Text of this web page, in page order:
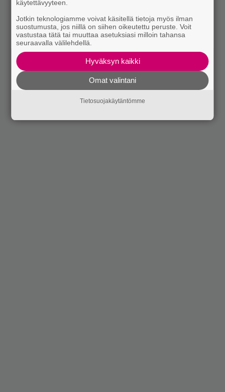
käytettävyyteen.
Jotkin teknologiamme voivat käsitellä tietoja myös ilman
suostumusta, jos niillä on siihen oikeutettu peruste. Voit
vastustaa tätä tai muuttaa asetuksiasi milloin tahansa
seuraavalla välilehdellä.
Hyväksyn kaikki
Omat valintani
Tietosuojakäytäntömme